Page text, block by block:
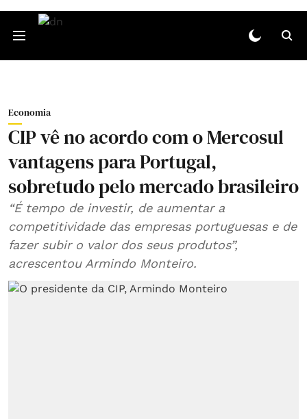
Economia
CIP vê no acordo com o Mercosul
vantagens para Portugal,
sobretudo pelo mercado brasileiro
“É tempo de investir, de aumentar a
competitividade das empresas portuguesas e de
fazer subir o valor dos seus produtos”,
acrescentou Armindo Monteiro.